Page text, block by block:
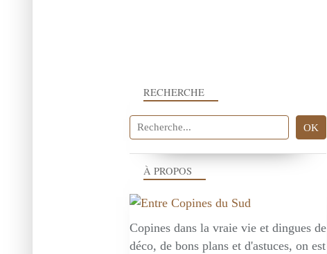
RECHERCHE
À PROPOS
Copines dans la vraie vie et dingues de
déco, de bons plans et d'astuces, on est